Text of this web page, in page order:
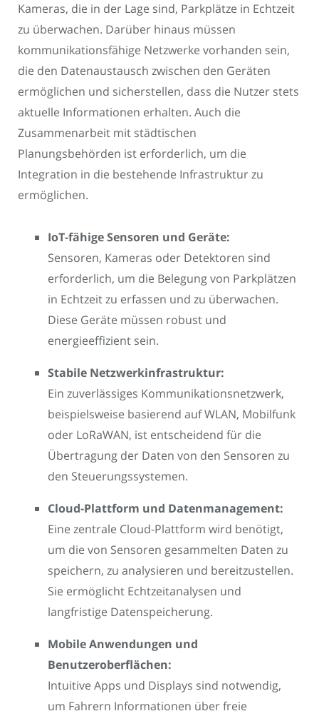
Kameras, die in der Lage sind, Parkplätze in Echtzeit
zu überwachen. Darüber hinaus müssen
kommunikationsfähige Netzwerke vorhanden sein,
die den Datenaustausch zwischen den Geräten
ermöglichen und sicherstellen, dass die Nutzer stets
aktuelle Informationen erhalten. Auch die
Zusammenarbeit mit städtischen
Planungsbehörden ist erforderlich, um die
Integration in die bestehende Infrastruktur zu
ermöglichen.
IoT-fähige Sensoren und Geräte:
Sensoren, Kameras oder Detektoren sind
erforderlich, um die Belegung von Parkplätzen
in Echtzeit zu erfassen und zu überwachen.
Diese Geräte müssen robust und
energieeffizient sein.
Stabile Netzwerkinfrastruktur:
Ein zuverlässiges Kommunikationsnetzwerk,
beispielsweise basierend auf WLAN, Mobilfunk
oder LoRaWAN, ist entscheidend für die
Übertragung der Daten von den Sensoren zu
den Steuerungssystemen.
Cloud-Plattform und Datenmanagement:
Eine zentrale Cloud-Plattform wird benötigt,
um die von Sensoren gesammelten Daten zu
speichern, zu analysieren und bereitzustellen.
Sie ermöglicht Echtzeitanalysen und
langfristige Datenspeicherung.
Mobile Anwendungen und
Benutzeroberflächen:
Intuitive Apps und Displays sind notwendig,
um Fahrern Informationen über freie